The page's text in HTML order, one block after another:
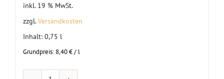
inkl. 19 % MwSt.
zzgl.Versandkosten
Inhalt: 0,75 l
Grundpreis: 8,40€/ l